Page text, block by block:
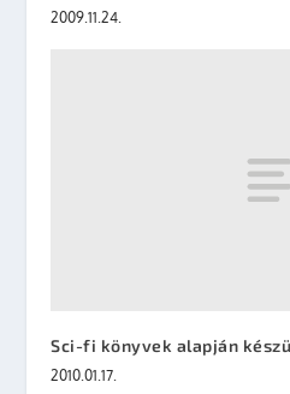
2009.11.24.
Sci-fi könyvek alapján
2010.01.17.